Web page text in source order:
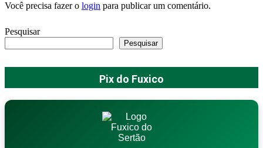
Você precisa fazer o login para publicar um comentário.
Pesquisar
Pesquisar
Pix do Fuxico